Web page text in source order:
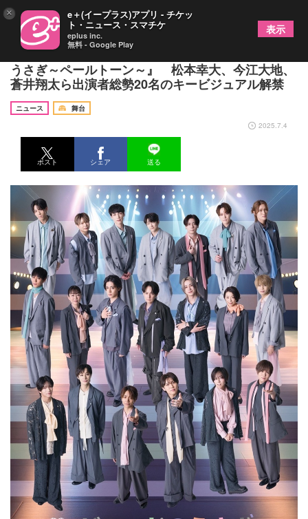
佐藤アツヒロ演出 絵本朗読LIVE第2弾『ビロードの
うさぎ～ペールトーン～』 松本幸大、今江大地、
蒼井翔太ら出演者総勢20名のキービジュアル解禁
ニュース
舞台
2025.7.4
ポスト シェア 送る
× e＋(イープラス)アプリ - チケッ
ト・ニュース・スマチケ
eplus inc.
無料 - Google Play
表示